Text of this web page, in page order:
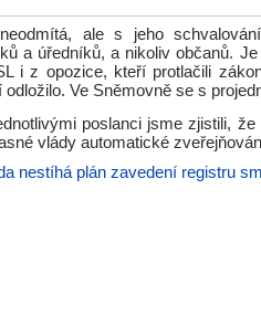
ale s jeho
a úředníků, a nikoliv občanů.
i z opozice, kteří protlačili
odložilo. Ve Sněmovně se s
poslanci jsme zjistili,
vlády automatické
nestíhá plán zavedení registru